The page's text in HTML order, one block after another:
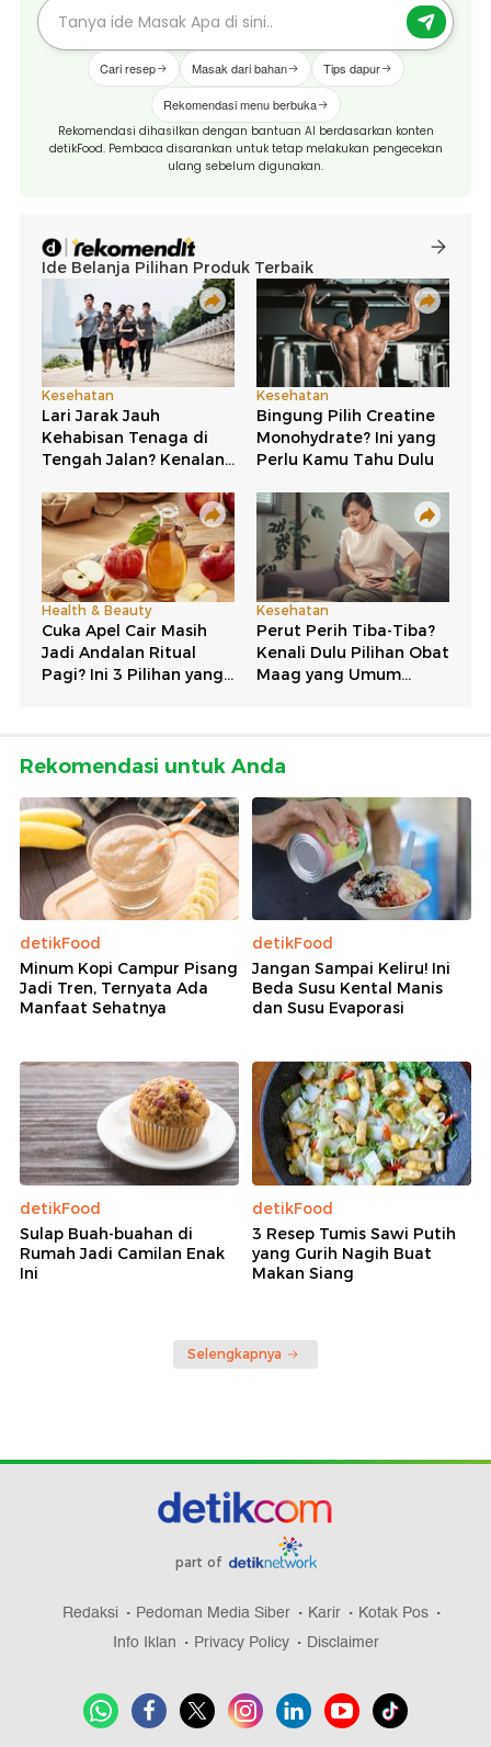
Cari resep Masak dari bahan Tips dapur
Rekomendasi menu berbuka
Rekomendasi dihasilkan dengan bantuan AI berdasarkan konten
detikFood. Pembaca disarankan untuk tetap melakukan pengecekan
ulang sebelum digunakan.
Rekomendasi untuk Anda
detikFood
Minum Kopi Campur Pisang
Jadi Tren, Ternyata Ada
Manfaat Sehatnya
detikFood
Jangan Sampai Keliru! Ini
Beda Susu Kental Manis
dan Susu Evaporasi
detikFood
Sulap Buah-buahan di
Rumah Jadi Camilan Enak
Ini
detikFood
3 Resep Tumis Sawi Putih
yang Gurih Nagih Buat
Makan Siang
Selengkapnya
part of
Redaksi Pedoman Media Siber Karir
Kotak Pos
Info Iklan
Privacy Policy Disclaimer